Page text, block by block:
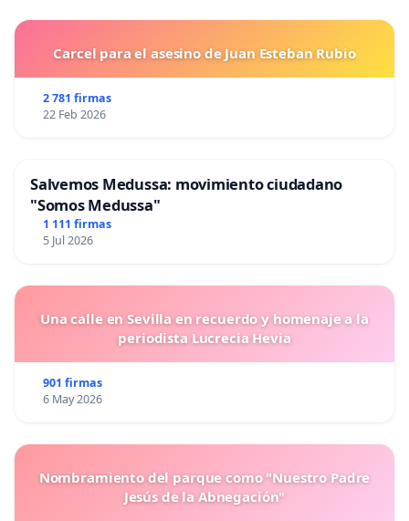
Carcel para el asesino de Juan Esteban Rubio
2 781 firmas
22 Feb 2026
Salvemos Medussa: movimiento ciudadano
"Somos Medussa"
1 111 firmas
5 Jul 2026
Una calle en Sevilla en recuerdo y homenaje a la
periodista Lucrecia Hevia
901 firmas
6 May 2026
Nombramiento del parque como "Nuestro Padre
Jesús de la Abnegación"